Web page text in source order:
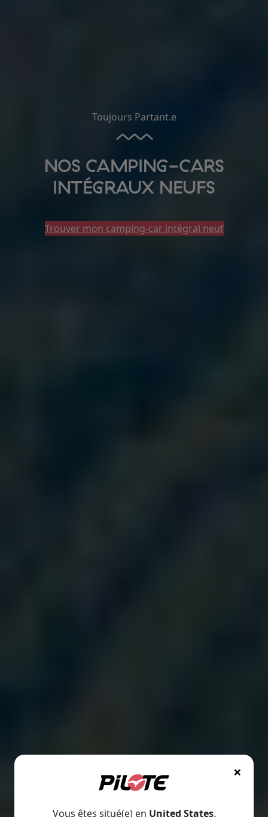
Toujours Partant.e
NOS CAMPING-CARS
INTÉGRAUX NEUFS
Trouver mon camping-car intégral neuf
×
Vous êtes situé(e) en United States.